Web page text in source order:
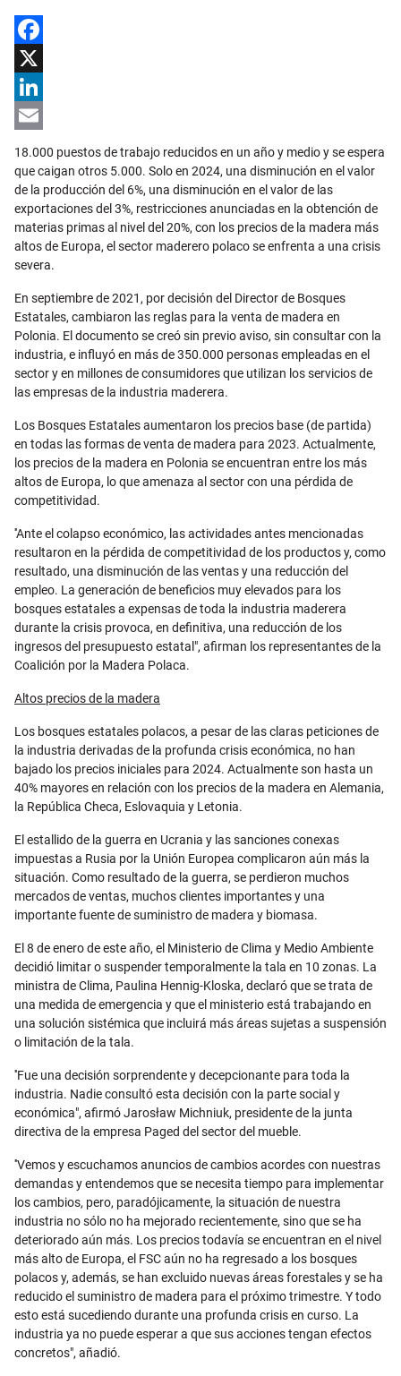
Facebook
X
LinkedIn
18.000 puestos de trabajo reducidos en un año y medio y se espera
que caigan otros 5.000. Solo en 2024, una disminución en el valor
de la producción del 6%, una disminución en el valor de las
exportaciones del 3%, restricciones anunciadas en la obtención de
materias primas al nivel del 20%, con los precios de la madera más
altos de Europa, el sector maderero polaco se enfrenta a una crisis
severa.
En septiembre de 2021, por decisión del Director de Bosques
Estatales, cambiaron las reglas para la venta de madera en
Polonia. El documento se creó sin previo aviso, sin consultar con la
industria, e influyó en más de 350.000 personas empleadas en el
sector y en millones de consumidores que utilizan los servicios de
las empresas de la industria maderera.
Los Bosques Estatales aumentaron los precios base (de partida)
en todas las formas de venta de madera para 2023. Actualmente,
los precios de la madera en Polonia se encuentran entre los más
altos de Europa, lo que amenaza al sector con una pérdida de
competitividad.
''Ante el colapso económico, las actividades antes mencionadas
resultaron en la pérdida de competitividad de los productos y, como
resultado, una disminución de las ventas y una reducción del
empleo. La generación de beneficios muy elevados para los
bosques estatales a expensas de toda la industria maderera
durante la crisis provoca, en definitiva, una reducción de los
ingresos del presupuesto estatal", afirman los representantes de la
Coalición por la Madera Polaca.
Altos precios de la madera
Los bosques estatales polacos, a pesar de las claras peticiones de
la industria derivadas de la profunda crisis económica, no han
bajado los precios iniciales para 2024. Actualmente son hasta un
40% mayores en relación con los precios de la madera en Alemania,
la República Checa, Eslovaquia y Letonia.
El estallido de la guerra en Ucrania y las sanciones conexas
impuestas a Rusia por la Unión Europea complicaron aún más la
situación. Como resultado de la guerra, se perdieron muchos
mercados de ventas, muchos clientes importantes y una
importante fuente de suministro de madera y biomasa.
El 8 de enero de este año, el Ministerio de Clima y Medio Ambiente
decidió limitar o suspender temporalmente la tala en 10 zonas. La
ministra de Clima, Paulina Hennig-Kloska, declaró que se trata de
una medida de emergencia y que el ministerio está trabajando en
una solución sistémica que incluirá más áreas sujetas a suspensión
o limitación de la tala.
''Fue una decisión sorprendente y decepcionante para toda la
industria. Nadie consultó esta decisión con la parte social y
económica", afirmó Jarosław Michniuk, presidente de la junta
directiva de la empresa Paged del sector del mueble.
''Vemos y escuchamos anuncios de cambios acordes con nuestras
demandas y entendemos que se necesita tiempo para implementar
los cambios, pero, paradójicamente, la situación de nuestra
industria no sólo no ha mejorado recientemente, sino que se ha
deteriorado aún más. Los precios todavía se encuentran en el nivel
más alto de Europa, el FSC aún no ha regresado a los bosques
polacos y, además, se han excluido nuevas áreas forestales y se ha
reducido el suministro de madera para el próximo trimestre. Y todo
esto está sucediendo durante una profunda crisis en curso. La
industria ya no puede esperar a que sus acciones tengan efectos
concretos", añadió.